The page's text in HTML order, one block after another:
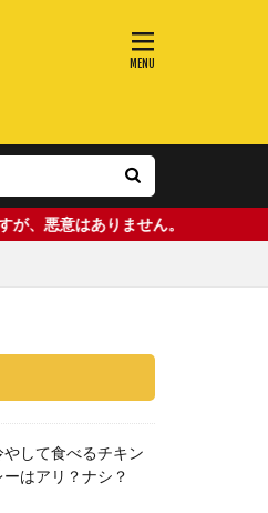
せん。
やして食べるチキン
はアリ？ナシ？